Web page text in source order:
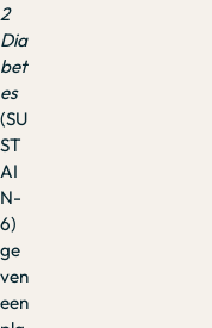
2
Dia
bet
es
(SU
ST
AI
N-
6)
ge
ven
een